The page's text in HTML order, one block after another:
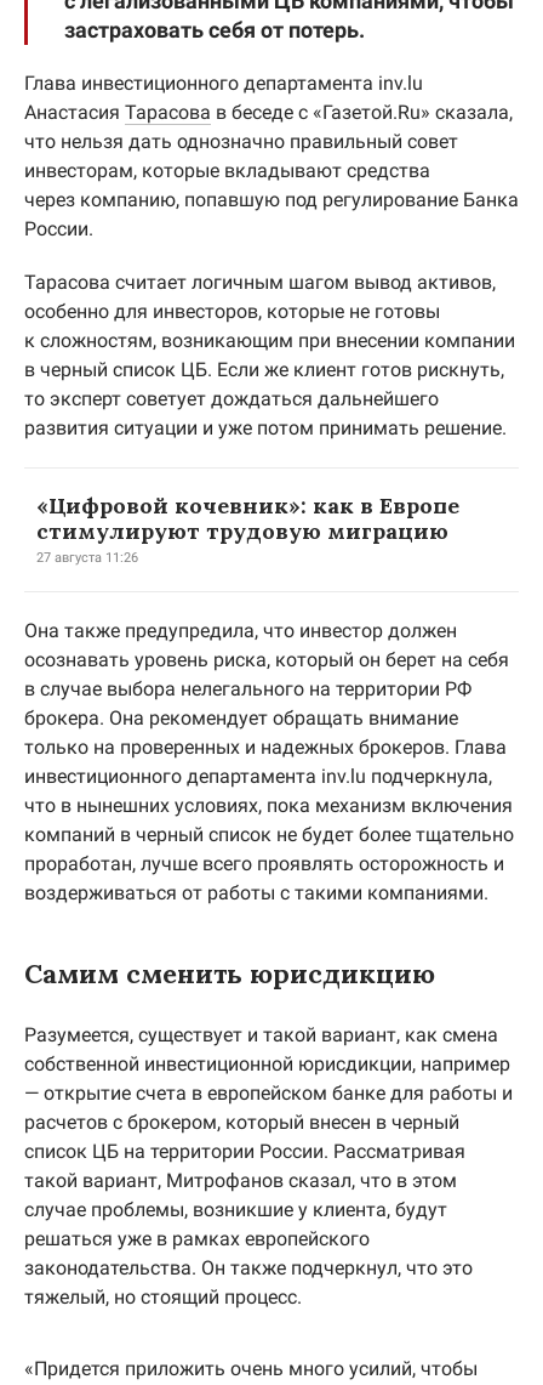
застраховать себя от потерь.
Глава инвестиционного департамента inv.lu
Анастасия Тарасова в беседе с «Газетой.Ru» сказала,
что нельзя дать однозначно правильный совет
инвесторам, которые вкладывают средства
через компанию, попавшую под регулирование Банка
России.
Тарасова считает логичным шагом вывод активов,
особенно для инвесторов, которые не готовы
к сложностям, возникающим при внесении компании
в черный список ЦБ. Если же клиент готов рискнуть,
то эксперт советует дождаться дальнейшего
развития ситуации и уже потом принимать решение.
«Цифровой кочевник»: как в Европе
стимулируют трудовую миграцию
27 августа 11:26
Она также предупредила, что инвестор должен
осознавать уровень риска, который он берет на себя
в случае выбора нелегального на территории РФ
брокера. Она рекомендует обращать внимание
только на проверенных и надежных брокеров. Глава
инвестиционного департамента inv.lu подчеркнула,
что в нынешних условиях, пока механизм включения
компаний в черный список не будет более тщательно
проработан, лучше всего проявлять осторожность и
воздерживаться от работы с такими компаниями.
Самим сменить юрисдикцию
Разумеется, существует и такой вариант, как смена
собственной инвестиционной юрисдикции, например
— открытие счета в европейском банке для работы и
расчетов с брокером, который внесен в черный
список ЦБ на территории России. Рассматривая
такой вариант, Митрофанов сказал, что в этом
случае проблемы, возникшие у клиента, будут
решаться уже в рамках европейского
законодательства. Он также подчеркнул, что это
тяжелый, но стоящий процесс.
«Придется приложить очень много усилий, чтобы